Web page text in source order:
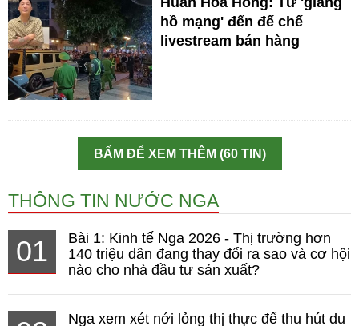
hồ mạng' đến đế chế
livestream bán hàng
BẤM ĐỂ XEM THÊM (60 TIN)
THÔNG TIN NƯỚC NGA
01
Bài 1: Kinh tế Nga 2026 - Thị trường hơn
140 triệu dân đang thay đổi ra sao và cơ hội
nào cho nhà đầu tư sản xuất?
Nga xem xét nới lỏng thị thực để thu hút du